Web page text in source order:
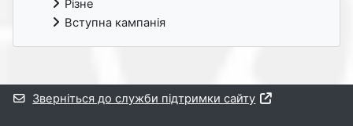
Різне
Вступна кампанія
Додаткові блоки
Зверніться до служби підтримки сайту